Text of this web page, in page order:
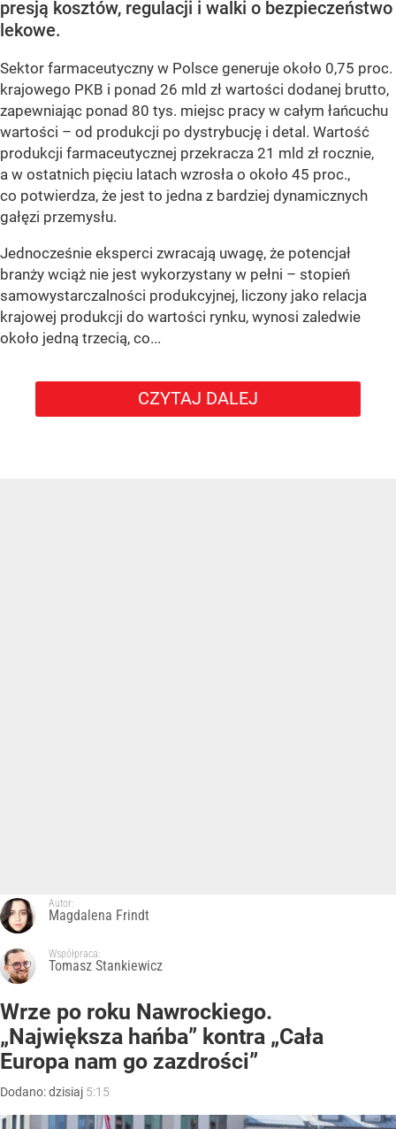
presją kosztów, regulacji i walki o bezpieczeństwo
lekowe.
Sektor farmaceutyczny w Polsce generuje około 0,75 proc.
krajowego PKB i ponad 26 mld zł wartości dodanej brutto,
zapewniając ponad 80 tys. miejsc pracy w całym łańcuchu
wartości – od produkcji po dystrybucję i detal. Wartość
produkcji farmaceutycznej przekracza 21 mld zł rocznie,
a w ostatnich pięciu latach wzrosła o około 45 proc.,
co potwierdza, że jest to jedna z bardziej dynamicznych
gałęzi przemysłu.
Jednocześnie eksperci zwracają uwagę, że potencjał
branży wciąż nie jest wykorzystany w pełni – stopień
samowystarczalności produkcyjnej, liczony jako relacja
krajowej produkcji do wartości rynku, wynosi zaledwie
około jedną trzecią, co...
CZYTAJ DALEJ
Autor:
Magdalena Frindt
Współpraca:
Tomasz Stankiewicz
Wrze po roku Nawrockiego.
„Największa hańba” kontra „Cała
Europa nam go zazdrości”
Dodano:dzisiaj 5:15